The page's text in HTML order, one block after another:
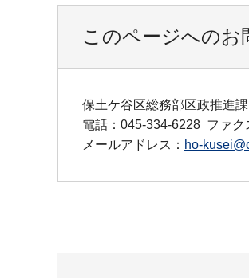
このページへのお
保土ケ谷区総務部区政推進課
電話：045-334-6228 ファク
メールアドレス： ho-